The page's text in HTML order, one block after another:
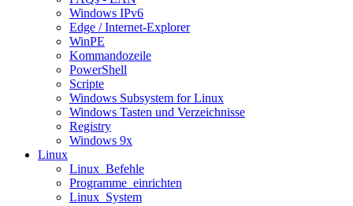
Windows IPv6
Edge / Internet-Explorer
WinPE
Kommandozeile
PowerShell
Scripte
Windows Subsystem for Linux
Windows Tasten und Verzeichnisse
Registry
Windows 9x
Linux
Linux_Befehle
Programme_einrichten
Linux_System